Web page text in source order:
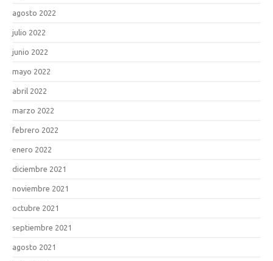
agosto 2022
julio 2022
junio 2022
mayo 2022
abril 2022
marzo 2022
febrero 2022
enero 2022
diciembre 2021
noviembre 2021
octubre 2021
septiembre 2021
agosto 2021